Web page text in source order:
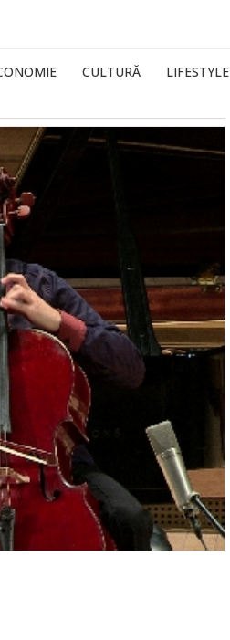
CULTURĂ LIFESTYLE